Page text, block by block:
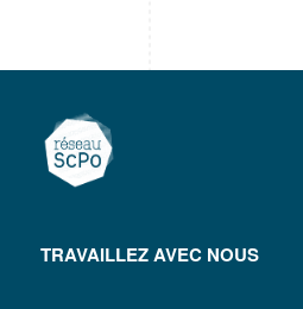
TRAVAILLEZ AVEC NOUS